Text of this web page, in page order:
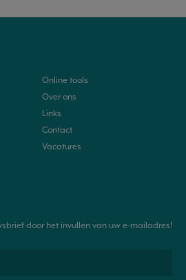
Online tools
Over ons
Links
Contact
Vacatures
door het invullen van uw e-mailadres!